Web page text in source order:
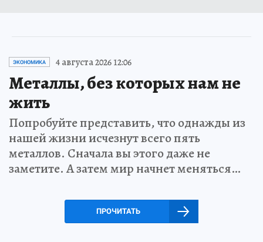
ЭКОНОМИКА 4 августа 2026 12:06
Металлы, без которых нам не
жить
Попробуйте представить, что однажды из
нашей жизни исчезнут всего пять
металлов. Сначала вы этого даже не
заметите. А затем мир начнет меняться…
ПРОЧИТАТЬ